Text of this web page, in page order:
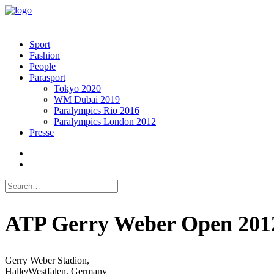
Sport
Fashion
People
Parasport
Tokyo 2020
WM Dubai 2019
Paralympics Rio 2016
Paralympics London 2012
Presse
ATP Gerry Weber Open
Gerry Weber Stadion,
Halle/Westfalen, Germany